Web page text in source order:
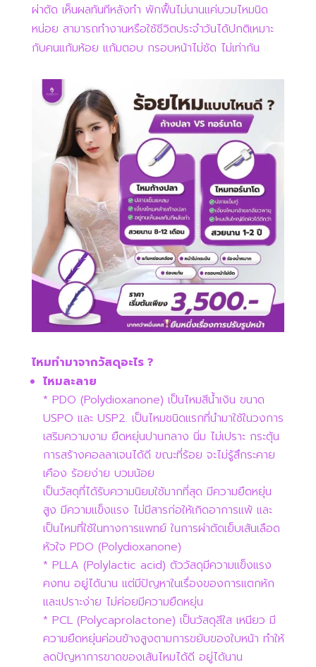
ผ่าตัด เห็นผลทันทีหลังทำ พักฟื้นไม่นานแค่บวมไหมนิด
หน่อย สามารถทำงานหรือใช้ชีวิตประจำวันได้ปกติเหมาะ
กับคนแก้มห้อย แก้มตอบ กรอบหน้าไม่ชัด ไม่เท่ากัน
ไหมทำมาจากวัสดุอะไร ?
ไหมละลาย
* PDO (Polydioxanone) เป็นไหมสีน้ำเงิน ขนาด
USPO และ USP2. เป็นไหมชนิดแรกที่นำมาใช้ในวงการ
เสริมความงาม ยืดหยุ่นปานกลาง นิ่ม ไม่เปราะ กระตุ้น
การสร้างคอลลาเจนได้ดี ขณะที่ร้อย จะไม่รู้สึกระคาย
เคือง ร้อยง่าย บวมน้อย
เป็นวัสดุที่ได้รับความนิยมใช้มากที่สุด มีความยืดหยุ่น
สูง มีความแข็งแรง ไม่มีสารก่อให้เกิดอาการแพ้ และ
เป็นไหมที่ใช้ในทางการแพทย์ ในการผ่าตัดเย็บเส้นเลือด
หัวใจ PDO (Polydioxanone)
* PLLA (Polylactic acid) ตัววัสดุมีความแข็งแรง
คงทน อยู่ได้นาน แต่มีปัญหาในเรื่องของการแตกหัก
และเปราะง่าย ไม่ค่อยมีความยืดหยุ่น
* PCL (Polycaprolactone) เป็นวัสดุสีใส เหนียว มี
ความยืดหยุ่นค่อนข้างสูงตามการขยับของใบหน้า ทำให้
ลดปัญหาการขาดของเส้นไหมได้ดี อยู่ได้นาน